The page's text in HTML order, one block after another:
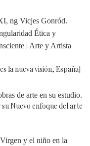
la nueva visión, España]
Nuevo enfoque del arte